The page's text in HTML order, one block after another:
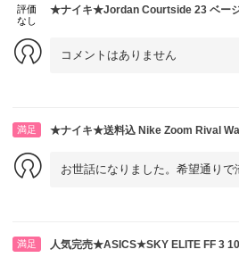
評価
なし
★ナイキ★Jordan Courtside 23 ベー
コメントはありません
満足 ★ナイキ★送料込 Nike Zoom Rival
お世話になりました。希望通りで
満足 人気完売★ASICS★SKY ELITE FF 3